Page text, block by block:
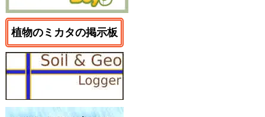
植物のミカタの掲示板